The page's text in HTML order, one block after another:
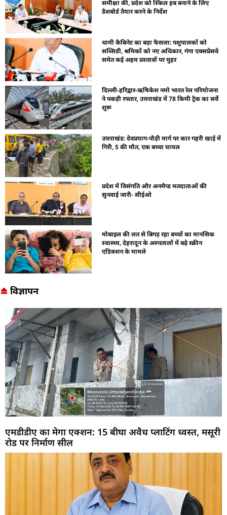
समीक्षा की, प्रदेश को स्किल हब बनाने के लिए
डैशबोर्ड तैयार करने के निर्देश
धामी कैबिनेट का बड़ा फैसला: पशुपालकों को
सब्सिडी, श्रमिकों को नए अधिकार, गंगा एक्सप्रेसवे
समेत कई अहम प्रस्तावों पर मुहर
दिल्ली-हरिद्वार-ऋषिकेश नमो भारत रेल परियोजना
ने पकड़ी रफ्तार, उत्तराखंड में 78 किमी ट्रैक का सर्वे
शुरू
उत्तराखंड: देवप्रयाग-पौड़ी मार्ग पर कार गहरी खाई में
गिरी, 5 की मौत, एक बच्चा घायल
प्रदेश में विसंगति और अनमैप्ड मतदाताओं की
सुनवाई जारी- सीईओ
मोबाइल की लत से बिगड़ रहा बच्चों का मानसिक
स्वास्थ्य, देहरादून के अस्पतालों में बढ़े स्क्रीन
एडिक्शन के मामले
विज्ञापन
एमडीडीए का मेगा एक्शन: 15 बीघा अवैध प्लाटिंग ध्वस्त, मसूरी
रोड पर निर्माण सील